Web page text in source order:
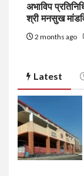
अभाविप
श्री मनसुख
2 months ago
Latest